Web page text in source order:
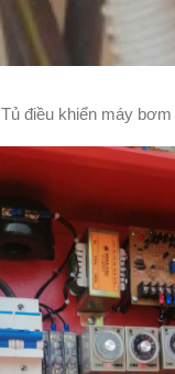
Tủ điều khiển máy bơm